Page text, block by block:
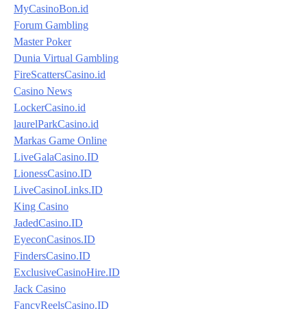
MyCasinoBon.id
Forum Gambling
Master Poker
Dunia Virtual Gambling
FireScattersCasino.id
Casino News
LockerCasino.id
laurelParkCasino.id
Markas Game Online
LiveGalaCasino.ID
LionessCasino.ID
LiveCasinoLinks.ID
King Casino
JadedCasino.ID
EyeconCasinos.ID
FindersCasino.ID
ExclusiveCasinoHire.ID
Jack Casino
FancyReelsCasino.ID